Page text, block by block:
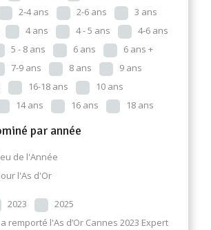
2-4 ans 2-6 ans
3 ans
4 ans 4 - 5 ans
4-6 ans
5 - 8 ans 6 ans
6 ans +
7-9 ans 8 ans
9 ans
16-18 ans
10 ans
14 ans 16 ans 18 ans
par année
de l'Année
l'As d'Or
2023
2025
remporté l'As d’Or Cannes 2023 Expert